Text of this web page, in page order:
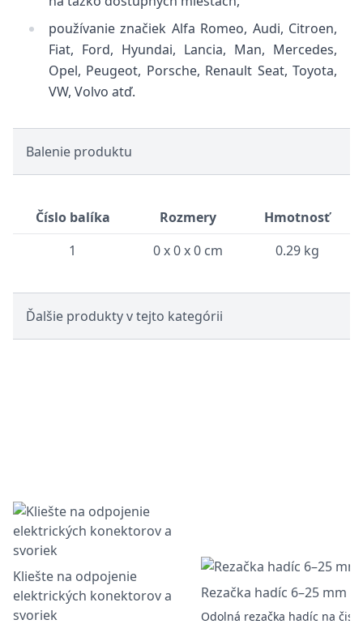
používanie značiek Alfa Romeo, Audi, Citroen,
Fiat, Ford, Hyundai, Lancia, Man, Mercedes,
Opel, Peugeot, Porsche, Renault Seat, Toyota,
VW, Volvo atď.
Balenie produktu
Číslo balíka Rozmery
Hmotnosť
1
0 x 0 x 0 cm 0.29 kg
Ďalšie produkty v tejto kategórii
Kliešte na odpojenie
elektrických konektorov a
svoriek
Rezačka hadíc 6–25 mm
Odolná rezačka hadíc na